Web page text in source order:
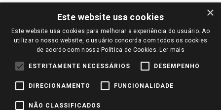
PARA VER OS PREÇOS DA SUA REGIÃO, FAÇA LOGIN E SELECIONE A LOJA DE
SUA PREFERÊNCIA. SOMENTE APÓS O LOGIN, OS PREÇOS DA SUA REGIÃO OU
LOJA SERÃO CARREGADOS.
TODOS OS PREÇOS E CONDIÇÕES COMERCIAIS DESTE SITE SÃO VÁLIDOS APENAS
PARA COMPRAS REALIZADAS NO GIASSI.COM.BR E NA LOJA SELECIONADA
PREÇOS PARA AS VENDAS ONLINE DIVULGADOS NO SITE PREVALECEM ANTE
COMUNICAÇÃO E SITES DE BUSCAS.
×
Este website usa cookies
Este website usa cookies para melhorar a experiência do usuário. Ao
utilizar o nosso website, o usuário concorda com todos os cookies
de acordo com nossa Política de Cookies. Ler mais
ESTRITAMENTE NECESSÁRIOS DESEMPENHO
DIRECIONAMENTO FUNCIONALIDADE
NÃO CLASSIFICADOS